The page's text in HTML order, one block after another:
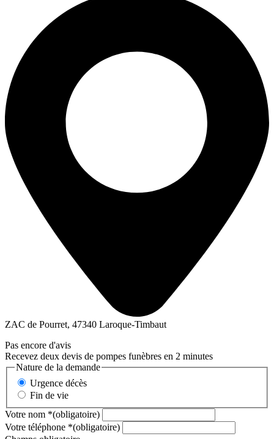
ZAC de Pourret, 47340 Laroque-Timbaut
Pas encore d'avis
Recevez deux devis de pompes funèbres en 2 minutes
Nature de la demande
Urgence décès
Fin de vie
Votre nom *(obligatoire)
Votre téléphone *(obligatoire)